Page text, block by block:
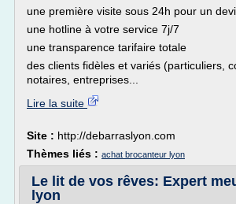
une première visite sous 24h pour un
une hotline à votre service 7j/7
une transparence tarifaire totale
des clients fidèles et variés (particuliers,
notaires, entreprises...
Lire la suite
Site : http://debarraslyon.com
Thèmes liés : achat brocanteur lyon
Le lit de vos rêves: Expert
lyon